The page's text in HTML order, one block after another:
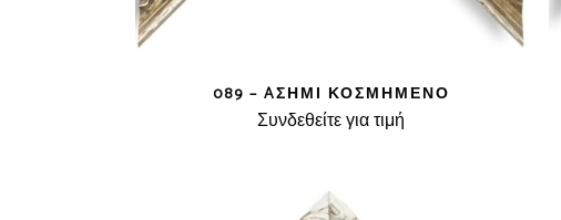
089 – AΣΗΜΊ ΚΟΣΜΗΜΈΝΟ
Συνδεθείτε για τιμή